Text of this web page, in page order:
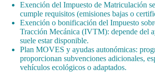
Exención del Impuesto de Matriculación
cumple requisitos (emisiones bajas o
Exención o bonificación del Impuesto
Tracción Mecánica (IVTM): depende del
suele estar disponible.
Plan MOVES y ayudas autonómicas:
proporcionan subvenciones adicionales,
vehículos ecológicos o adaptados.